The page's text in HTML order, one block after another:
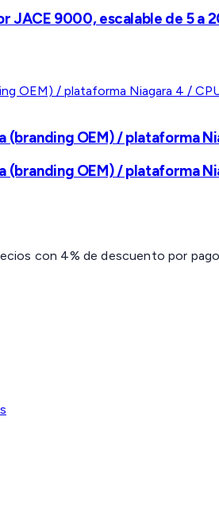
JACE 9000, escalable de 5 a
OEM) / plataforma
OEM) / plataforma
con 4% de descuento por